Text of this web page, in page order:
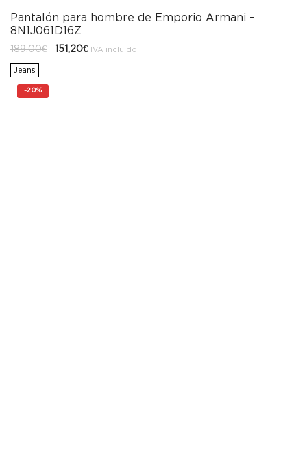
Pantalón para hombre de Emporio Armani –
8N1J061D16Z
189,00€
El
precio
151,20€ElIVA incluido
Jeans
-20%